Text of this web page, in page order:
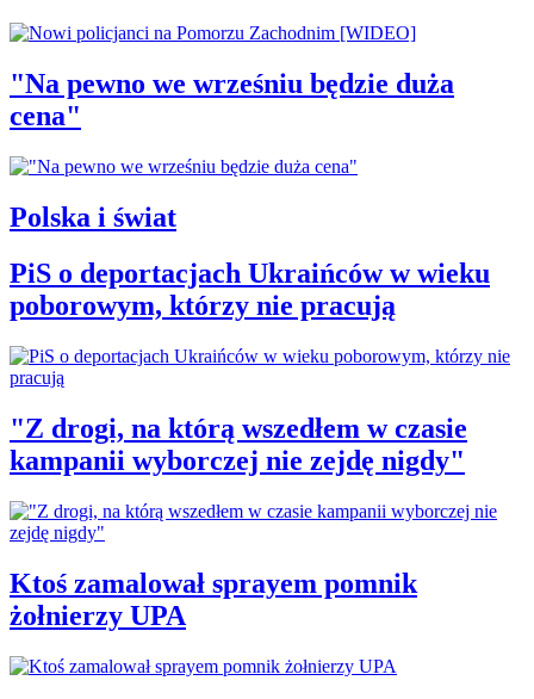
"Na pewno we wrześniu będzie duża
cena"
Polska i świat
PiS o deportacjach Ukraińców w wieku
poborowym, którzy nie pracują
"Z drogi, na którą wszedłem w czasie
kampanii wyborczej nie zejdę nigdy"
Ktoś zamalował sprayem pomnik
żołnierzy UPA